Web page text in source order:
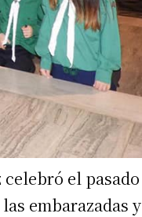
el pasado
embarazadas y